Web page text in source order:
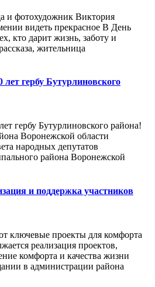
и фотохудожник Виктория
видеть прекрасное В День
кто дарит жизнь, заботу и
жительница
лет гербу Бутурлиновского
гербу Бутурлиновского района!
Воронежской области
народных депутатов
района Воронежской
и поддержка участников
ключевые проекты для комфорта
реализация проектов,
комфорта и качества жизни
в администрации района